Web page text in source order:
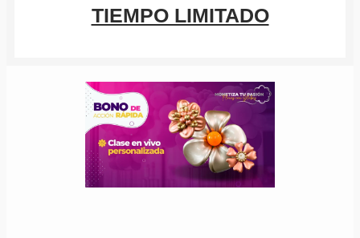
TIEMPO LIMITADO